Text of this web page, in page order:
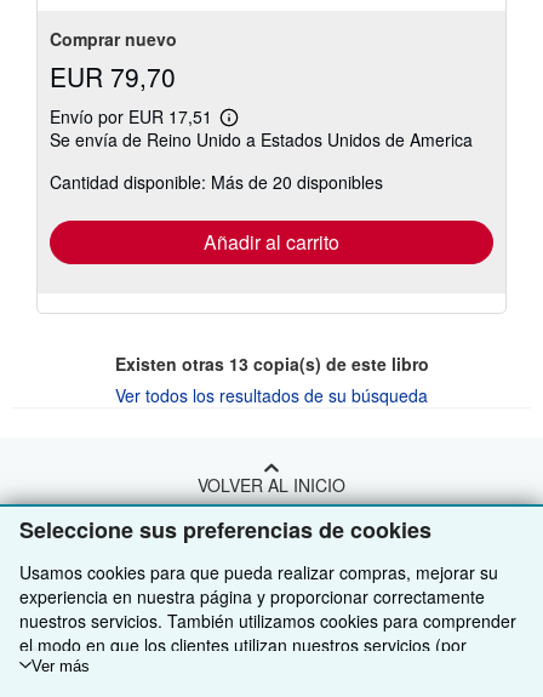
Seleccione sus preferencias de cookies
Usamos cookies para que pueda realizar compras, mejorar su
experiencia en nuestra página y proporcionar correctamente
nuestros servicios. También utilizamos cookies para comprender
el modo en que los clientes utilizan nuestros servicios (por
ejemplo, midiendo las visitas al sitio) y así poder realizar mejoras.
Ver más
Comprar nuevo
EUR 79,70
Envío por EUR 17,51
Más
información
las
envío
Se envía de Reino Unido a Estados Unidos de America
Cantidad disponible: Más de 20 disponibles
Añadir al carrito
Existen otras 13copia(s) de este libro
Ver todos los resultados de su búsqueda
VOLVER AL INICIO
Búsqueda avanzada
Colecciones
Venda con nosotros
Comenzar a vender
Sobre nosotros